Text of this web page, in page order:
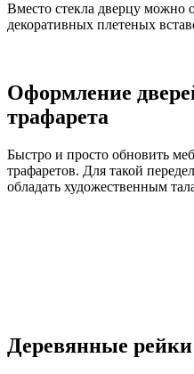
Вместо стекла дверцу
декоративных плетеных
Оформление
трафарета
Быстро и просто обновить
трафаретов. Для такой
обладать художественным
Деревянные рейки